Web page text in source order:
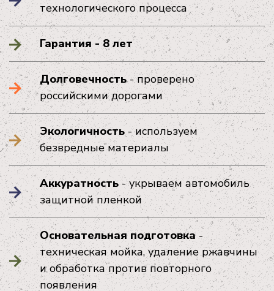
технологического процесса
Гарантия - 8 лет
Долговечность- проверено
российскими дорогами
Экологичность- используем
безвредные материалы
Аккуратность - укрываем автомобиль
защитной пленкой
Основательная подготовка -
техническая мойка, удаление ржавчины
и обработка против повторного
появления